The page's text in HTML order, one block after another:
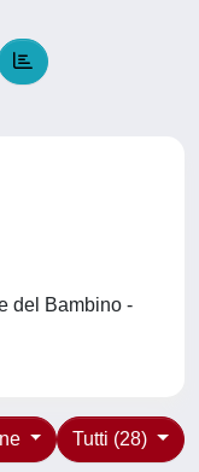
del Bambino -
Tutti (28)